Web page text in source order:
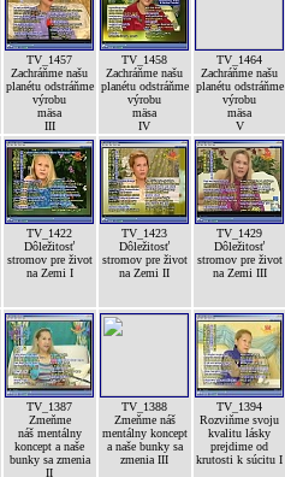
TV_1457
Zachráňme našu
planétu odstráňme
výrobu
mäsa
III
TV_1458
Zachráňme našu
planétu odstráňme
výrobu
mäsa
IV
TV_1464
Zachráňme našu
planétu odstráňme
výrobu
mäsa
V
TV_1422
Dôležitosť
stromov pre život
na Zemi I
TV_1423
Dôležitosť
stromov pre život
na Zemi II
TV_1429
Dôležitosť
stromov pre život
na Zemi III
TV_1387
Zmeňme
náš mentálny
koncept a naše
bunky sa zmenia
II
TV_1388
Zmeňme náš
mentálny koncept
a naše bunky sa
zmenia III
TV_1394
Rozviňme svoju
kvalitu lásky
prejdime od
krutosti k súcitu I